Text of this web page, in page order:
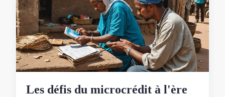
Les défis du microcrédit à l'ère